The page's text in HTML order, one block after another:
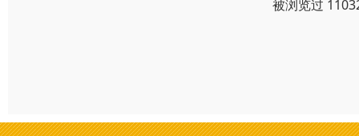
被浏览过